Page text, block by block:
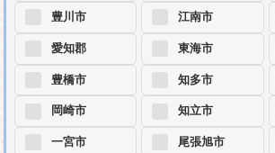
豊川市
愛知郡
豊橋市
岡崎市
一宮市
江南市
東海市
知多市
知立市
尾張旭市